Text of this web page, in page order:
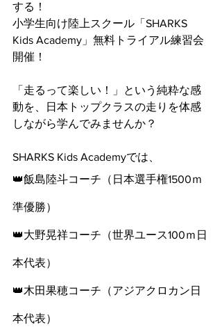
する！
小学生向け陸上スクール「SHARKS
Kids Academy」無料トライアル練習会
開催！
「走るって楽しい！」という純粋な感
動を、日本トップクラスの走りを体感
しながら学んでみませんか？
SHARKS Kids Academyでは、
👑飯島陸斗コーチ（日本選手権1500ｍ
準優勝）
👑大野晃祥コーチ（世界ユース100ｍ日
本代表）
👑木田果穂コーチ（アジアクロカン日
本代表）